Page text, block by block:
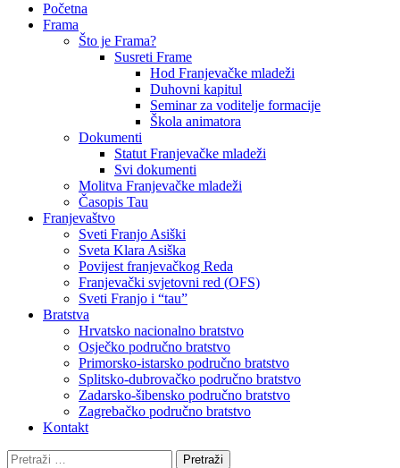
Početna
Frama
Što je Frama?
Susreti Frame
Hod Franjevačke mladeži
Duhovni kapitul
Seminar za voditelje formacije
Škola animatora
Dokumenti
Statut Franjevačke mladeži
Svi dokumenti
Molitva Franjevačke mladeži
Časopis Tau
Franjevaštvo
Sveti Franjo Asiški
Sveta Klara Asiška
Povijest franjevačkog Reda
Franjevački svjetovni red (OFS)
Sveti Franjo i “tau”
Bratstva
Hrvatsko nacionalno bratstvo
Osječko područno bratstvo
Primorsko-istarsko područno bratstvo
Splitsko-dubrovačko područno bratstvo
Zadarsko-šibensko područno bratstvo
Zagrebačko područno bratstvo
Kontakt
Pretraži: